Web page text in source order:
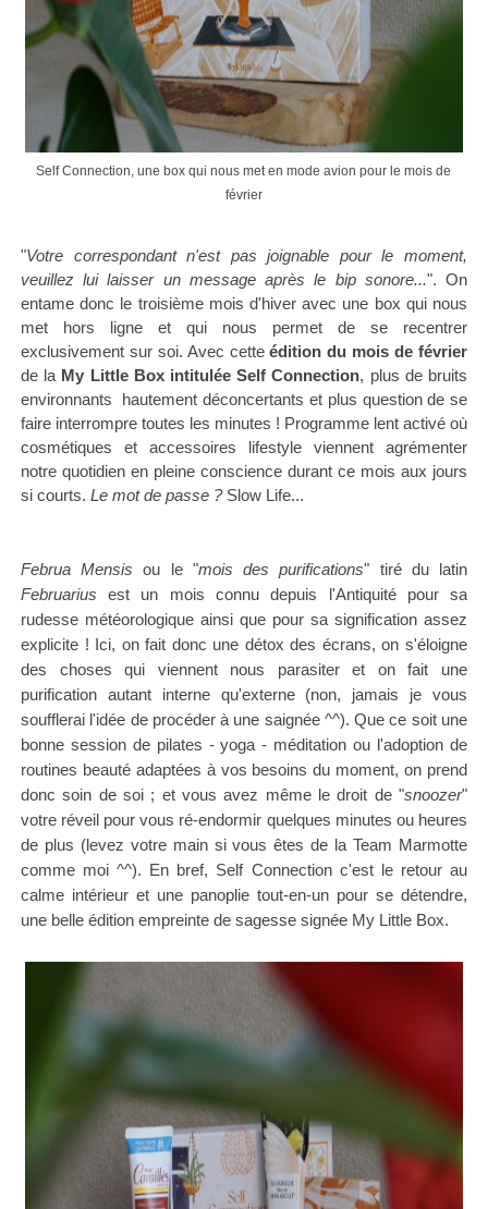
Self Connection, une box qui nous met en mode avion pour le mois de
février
"Votre correspondant n'est pas joignable pour le moment,
veuillez lui laisser un message après le bip sonore...". On
entame donc le troisième mois d'hiver avec une box qui nous
met hors ligne et qui nous permet de se recentrer
exclusivement sur soi. Avec cetteédition du mois de février
de la My Little Box intitulée Self Connection, plus de bruits
environnants hautement déconcertants et plus question de se
faire interrompre toutes les minutes ! Programme lent activé où
cosmétiques et accessoires lifestyle viennent agrémenter
notre quotidien en pleine conscience durant ce mois aux jours
si courts. Le mot de passe ?Slow Life...
Februa Mensis ou le "mois des purifications" tiré du latin
Februarius est un mois connu depuis l'Antiquité pour sa
rudesse météorologique ainsi que pour sa signification assez
explicite ! Ici, on fait donc une détox des écrans, on s'éloigne
des choses qui viennent nous parasiter et on fait une
purification autant interne qu'externe (non, jamais je vous
soufflerai l'idée de procéder à une saignée ^^). Que ce soit une
bonne session de pilates - yoga - méditation ou l'adoption de
routines beauté adaptées à vos besoins du moment, on prend
donc soin de soi ; et vous avez même le droit de "snoozer"
votre réveil pour vous ré-endormir quelques minutes ou heures
de plus (levez votre main si vous êtes de la Team Marmotte
comme moi ^^). En bref, Self Connection c'est le retour au
calme intérieur et une panoplie tout-en-un pour se détendre,
une belle édition empreinte de sagesse signée My Little Box.